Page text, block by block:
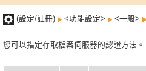
(設定/註冊) <功能設定> <一般>
您可以指定存取檔案伺服器的認證方法。